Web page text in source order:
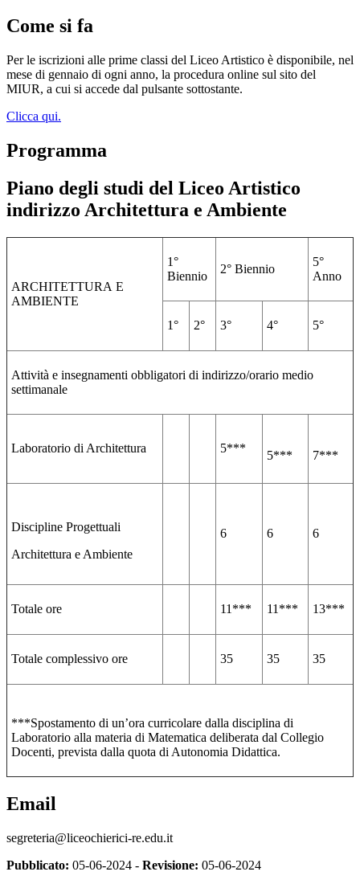
Come si fa
Per le iscrizioni alle prime classi del Liceo Artistico è disponibile, nel
mese di gennaio di ogni anno, la procedura online sul sito del
MIUR, a cui si accede dal pulsante sottostante.
Clicca qui.
Programma
Piano degli studi del Liceo Artistico
indirizzo Architettura e Ambiente
ARCHITETTURA E
AMBIENTE
1°
Biennio
2° Biennio
5°
Anno
1° 2° 3° 4° 5°
Attività e insegnamenti obbligatori di indirizzo/orario medio
settimanale
Laboratorio di Architettura 5***
5*** 7***
Discipline Progettuali
Architettura e Ambiente
6 6 6
Totale ore 11*** 11*** 13***
Totale complessivo ore 35 35 35
***Spostamento di un’ora curricolare dalla disciplina di
Laboratorio alla materia di Matematica deliberata dal Collegio
Docenti, prevista dalla quota di Autonomia Didattica.
Email
segreteria@liceochierici-re.edu.it
Pubblicato: 05-06-2024 - Revisione: 05-06-2024